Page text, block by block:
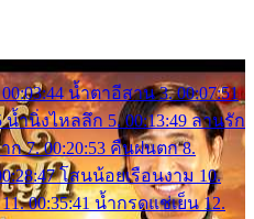
น้ำตาอีสาน 3. 00:07:51
น้ำนิ่งไหลลึก 5. 00:13:49 ลานรัก
ก 7. 00:20:53 คืนฝนตก 8.
โสนน้อยเรือนงาม 10.
00:35:41 น้ำกรดแช่เย็น 12.